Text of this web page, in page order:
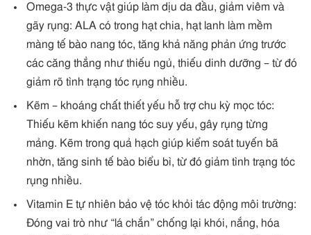
Omega‑3 thực vật giúp làm dịu da đầu, giảm viêm và
gãy rụng: ALA có trong hạt chia, hạt lanh làm mềm
màng tế bào nang tóc, tăng khả năng phản ứng trước
các căng thẳng như thiếu ngủ, thiếu dinh dưỡng – từ đó
giảm rõ tình trạng tóc rụng nhiều.
Kẽm – khoáng chất thiết yếu hỗ trợ chu kỳ mọc tóc:
Thiếu kẽm khiến nang tóc suy yếu, gây rụng từng
mảng. Kẽm trong quả hạch giúp kiểm soát tuyến bã
nhờn, tăng sinh tế bào biểu bì, từ đó giảm tình trạng tóc
rụng nhiều.
Vitamin E tự nhiên bảo vệ tóc khỏi tác động môi trường:
Đóng vai trò như “lá chắn” chống lại khói, nắng, hóa